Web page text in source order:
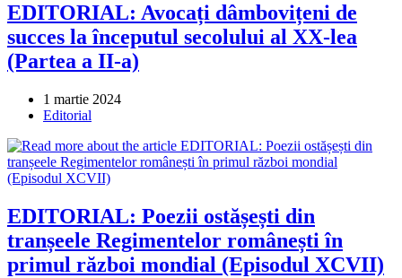
EDITORIAL: Avocați dâmbovițeni de
succes la începutul secolului al XX-lea
(Partea a II-a)
Post
published:
1 martie 2024
Post
Editorial
EDITORIAL: Poezii ostășești din
tranșeele Regimentelor românești în
primul război mondial (Episodul XCVII)